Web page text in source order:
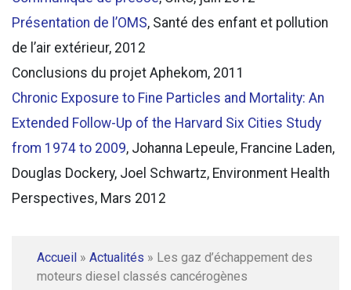
Présentation de l’OMS, Santé des enfant et pollution
de l’air extérieur, 2012
Conclusions du projet Aphekom, 2011
Chronic Exposure to Fine Particles and Mortality: An
Extended Follow-Up of the Harvard Six Cities Study
from 1974 to 2009, Johanna Lepeule, Francine Laden,
Douglas Dockery, Joel Schwartz, Environment Health
Perspectives, Mars 2012
Accueil » Actualités » Les gaz d’échappement des
moteurs diesel classés cancérogènes